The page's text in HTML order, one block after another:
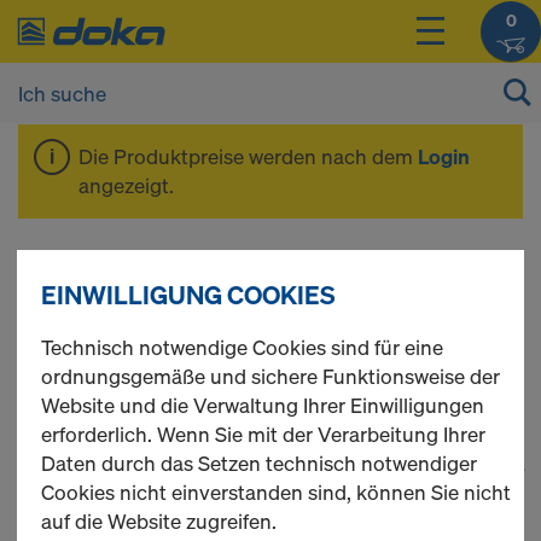
0
Die Produktpreise werden nach dem Login
angezeigt.
Xsafe Seitenschutz
XP
28 Produkte gefunden
EINWILLIGUNG COOKIES
Technisch notwendige Cookies sind für eine
ordnungsgemäße und sichere Funktionsweise der
Website und die Verwaltung Ihrer Einwilligungen
erforderlich. Wenn Sie mit der Verarbeitung Ihrer
Daten durch das Setzen technisch notwendiger
Cookies nicht einverstanden sind, können Sie nicht
auf die Website zugreifen.